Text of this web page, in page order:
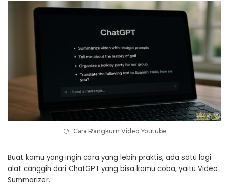
Cara Rangkum Video Youtube
Buat kamu yang ingin cara yang lebih praktis, ada satu lagi
alat canggih dari ChatGPT yang bisa kamu coba, yaitu Video
Summarizer.